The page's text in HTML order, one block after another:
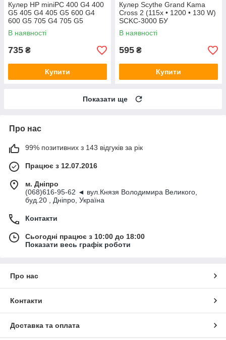
Кулер HP miniPC 400 G4 400
G5 405 G4 405 G5 600 G4
600 G5 705 G4 705 G5
(L19561-001)
В наявності
735 ₴
Купити
Кулер Scythe Grand Kama
Cross 2 (115x • 1200 • 130 W)
SCKC-3000 БУ
В наявності
595 ₴
Купити
Показати ще
Про нас
99% позитивних з 143 відгуків за рік
Працює з 12.07.2016
м. Дніпро
(068)616-95-62 ◄ вул.Князя Володимира Великого,
буд.20 , Дніпро, Україна
Контакти
Сьогодні працює з 10:00 до 18:00
Показати весь графік роботи
Про нас
Контакти
Доставка та оплата